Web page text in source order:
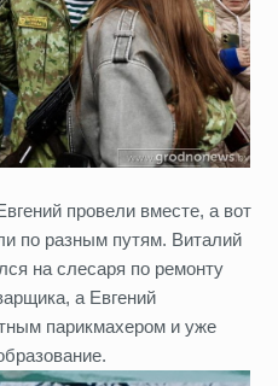
провели вместе, а вот
по разным путям. Виталий
на слесаря по ремонту
а Евгений
парикмахером и уже